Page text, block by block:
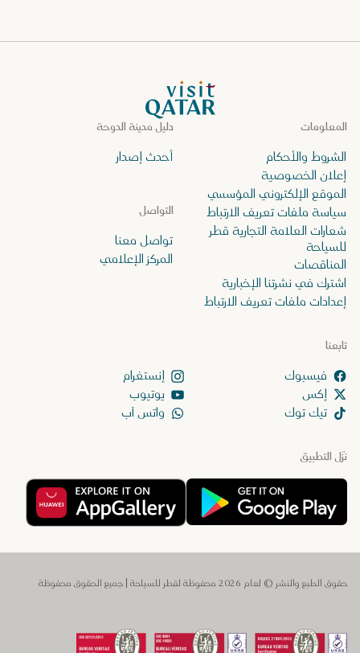
الصفحة الرئيسية لموقع VisitQatar
نزّل التطبيق
دليل مدينة الدوحة
أحدث إصدار
تابعنا
إنستغرام
إكس
يوتيوب
تيك توك
واتس آب
التواصل
تواصل معنا
المركز الإعلامي
المعلومات
الشروط والأحكام
إعلان الخصوصية
الموقع الإلكتروني المؤسسي
سياسة ملفات تعريف الارتباط
شعارات العلامة التجارية قطر
للسياحة
المناقصات
اشترك في نشرتنا الإخبارية
إعدادات ملفات تعريف الارتباط
حقوق الطبع والنشر © لعام 2026 محفوظة لقطر للسياحة | جميع الحقوق محفوظة